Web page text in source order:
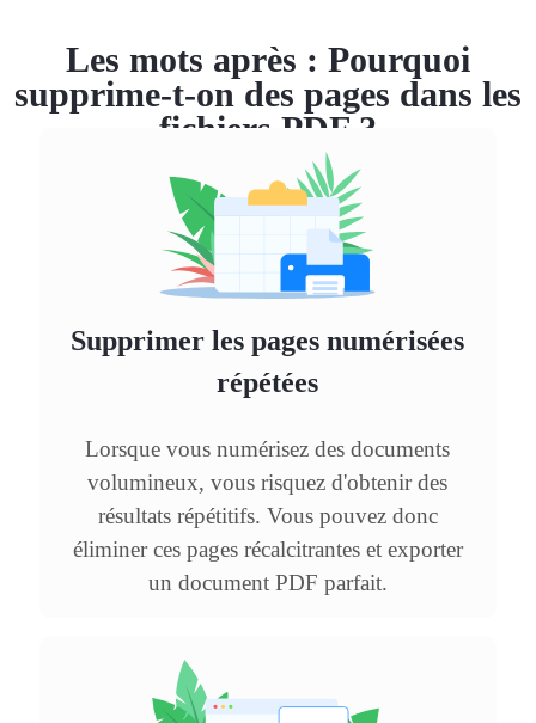
Les mots après : Pourquoi
supprime-t-on des pages dans les
fichiers PDF ?
Supprimer les pages numérisées
répétées
Lorsque vous numérisez des documents
volumineux, vous risquez d'obtenir des
résultats répétitifs. Vous pouvez donc
éliminer ces pages récalcitrantes et exporter
un document PDF parfait.